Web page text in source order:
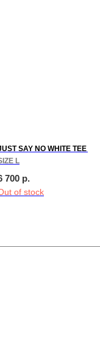
SAY NO WHITE TEE
L
700 р.
of stock
digital spaces We